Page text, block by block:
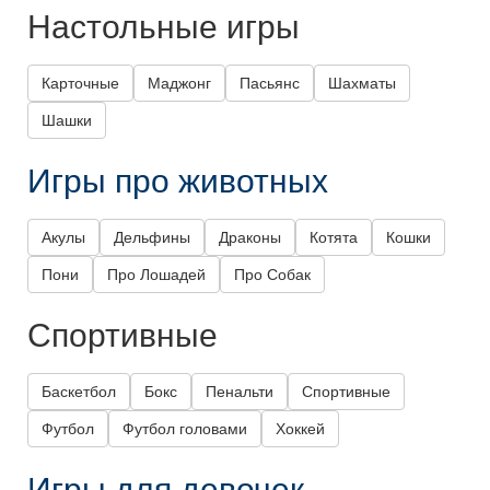
Настольные игры
Карточные Маджонг Пасьянс Шахматы
Шашки
Игры про животных
Акулы Дельфины Драконы Котята Кошки
Пони Про Лошадей Про Собак
Спортивные
Баскетбол Бокс Пенальти Спортивные
Футбол Футбол головами Хоккей